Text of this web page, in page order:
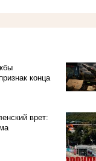
конца
врет: